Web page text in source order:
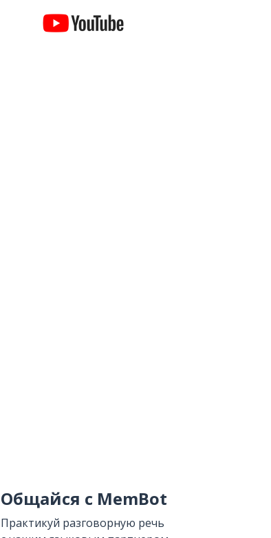
Общайся с MemBot
Практикуй разговорную речь